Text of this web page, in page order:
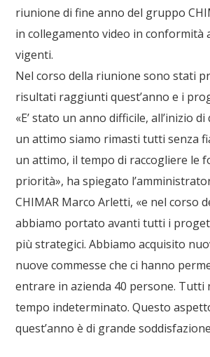
riunione di fine anno del gruppo
in collegamento video in conformità
vigenti.
Nel corso della riunione sono stati
risultati raggiunti quest’anno e i
«E’ stato un anno difficile, all’inizio
un attimo siamo rimasti tutti senza
un attimo, il tempo di raccogliere le
priorità», ha spiegato
CHIMAR Marco Arletti, «e nel corso
abbiamo portato avanti tutti i
più strategici. Abbiamo acquisito
nuove commesse che ci hanno
entrare in azienda 40 persone. Tutti
tempo indeterminato. Questo
quest’anno è di grande